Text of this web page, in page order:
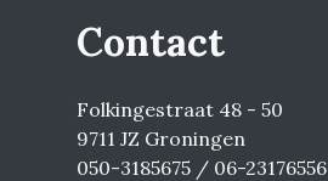
Contact
Folkingestraat 48 - 50
9711 JZ Groningen
050-3185675 / 06-23176556